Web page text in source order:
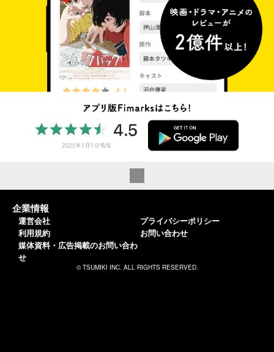
企業情報
運営会社
利用規約
媒体資料・広告掲載のお問い合わ
せ
プライバシーポリシー
お問い合わせ
© TSUMIKI INC. ALL RIGHTS RESERVED.